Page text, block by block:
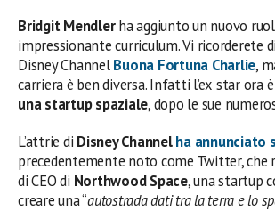
Bridgit Mendlerha aggiunto un nuovo
impressionante curriculum. Vi ricorderete
Disney ChannelBuona Fortuna Charlie,
carriera è ben diversa. Infatti l’ex star ora
una startup spaziale, dopo le sue
L’attrie di Disney Channel ha annunciato
precedentemente noto come Twitter, che
di CEO di Northwood Space, una startup
creare una “autostrada dati tra la terra e lo